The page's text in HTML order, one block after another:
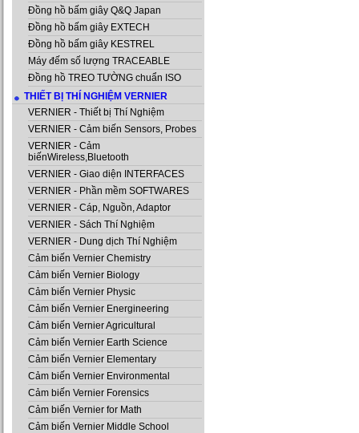
Đồng hồ bấm giây Q&Q Japan
Đồng hồ bấm giây EXTECH
Đồng hồ bấm giây KESTREL
Máy đếm số lượng TRACEABLE
Đồng hồ TREO TƯỜNG chuẩn ISO
THIẾT BỊ THÍ NGHIỆM VERNIER
VERNIER - Thiết bị Thí Nghiệm
VERNIER - Cảm biến Sensors, Probes
VERNIER - Cảm
biếnWireless,Bluetooth
VERNIER - Giao diện INTERFACES
VERNIER - Phần mềm SOFTWARES
VERNIER - Cáp, Nguồn, Adaptor
VERNIER - Sách Thí Nghiệm
VERNIER - Dung dịch Thí Nghiệm
Cảm biến Vernier Chemistry
Cảm biến Vernier Biology
Cảm biến Vernier Physic
Cảm biến Vernier Energineering
Cảm biến Vernier Agricultural
Cảm biến Vernier Earth Science
Cảm biến Vernier Elementary
Cảm biến Vernier Environmental
Cảm biến Vernier Forensics
Cảm biến Vernier for Math
Cảm biến Vernier Middle School